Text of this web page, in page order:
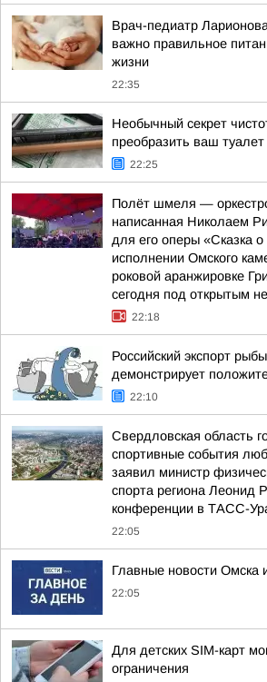
Врач-педиатр
важно правильное
жизни
22:35
Необычный секрет
преобразить ваш туалет
22:25
Полёт шмеля —
написанная Николаем
для его оперы «Сказка
исполнении Омского
роковой аранжировке
сегодня под открытым
22:18
Российский экспорт
демонстрирует
22:10
Свердловская область
спортивные события
заявил министр
спорта региона Леонид
конференции в ТАСС-
22:05
Главные новости Омска
22:05
Для детских SIM-карт
ограничения